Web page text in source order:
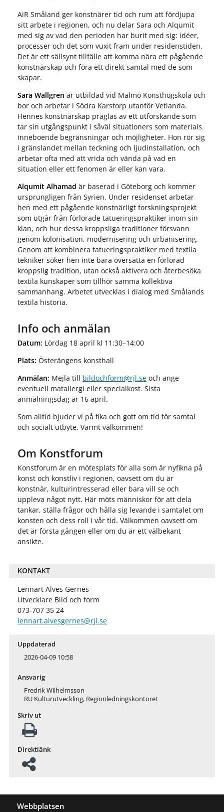
AiR Småland ger konstnärer tid och rum att fördjupa
sitt arbete i regionen, och nu delar Sara och Alqumit
med sig av vad den perioden har burit med sig: idéer,
processer och det som vuxit fram under residenstiden.
Det är ett sällsynt tillfälle att komma nära ett pågående
konstnärskap och föra ett direkt samtal med de som
skapar.
Sara Wallgren är utbildad vid Malmö Konsthögskola och
bor och arbetar i Södra Karstorp utanför Vetlanda.
Hennes konstnärskap präglas av ett utforskande som
tar sin utgångspunkt i såväl situationers som materials
inneboende begränsningar och möjligheter. Hon rör sig
i gränslandet mellan teckning och ljudinstallation, och
arbetar ofta med att vrida och vända på vad en
situation eller ett fenomen är eller kan vara.
Alqumit Alhamad är baserad i Göteborg och kommer
ursprungligen från Syrien. Under residenset arbetar
hen med ett pågående konstnärligt forskningsprojekt
som utgår från förlorade tatueringspraktiker inom sin
klan, och hur dessa kroppsliga traditioner försvann
genom kolonisation, modernisering och urbanisering.
Genom att kombinera tatueringspraktiker med textila
tekniker söker hen inte bara översätta en förlorad
kroppslig tradition, utan också aktivera och återbesöka
textila kunskaper som tillhör samma kollektiva
sammanhang. Arbetet utvecklas i dialog med Smålands
textila historia.
Info och anmälan
Datum: Lördag 18 april kl 11:30–14:00
Plats: Österängens konsthall
Anmälan: Mejla till bildochform@rjl.seoch ange
eventuell matallergi eller specialkost. Sista
anmälningsdag är 16 april.
Som alltid bjuder vi på fika och gott om tid för samtal
och socialt utbyte. Varmt välkommen!
Om Konstforum
Konstforum är en mötesplats för alla som är nyfikna på
konst och konstliv i regionen, oavsett om du är
konstnär, kulturintresserad eller bara vill se och
uppleva något nytt. Här möts människor för att dela
tankar, ställa frågor och hålla sig levande i samtalet om
konsten och dess roll i vår tid. Välkommen oavsett om
det är första gången eller om du är ett välbekant
ansikte.
KONTAKT
Lennart Alves Gernes
Utvecklare Bild och form
073-707 35 24
lennart.alvesgernes@rjl.se
Uppdaterad
2026-04-09 10:58
Ansvarig
Fredrik Wilhelmsson
RU Kulturutveckling, Regionledningskontoret
Skriv ut
Direktlänk
Webbplatsen